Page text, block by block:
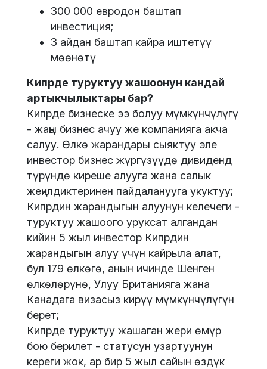
300 000 евродон баштап
инвестиция;
3 айдан баштап кайра иштетүү
мөөнөтү
Кипрде туруктуу жашоонун кандай
артыкчылыктары бар?
Кипрде бизнеске ээ болуу мүмкүнчүлүгү
- жаңы бизнес ачуу же компанияга акча
салуу. Өлкө жарандары сыяктуу эле
инвестор бизнес жүргүзүүдө дивиденд
түрүндө киреше алууга жана салык
жеңилдиктеринен пайдаланууга укуктуу;
Кипрдин жарандыгын алуунун келечеги -
туруктуу жашоого уруксат алгандан
кийин 5 жыл инвестор Кипрдин
жарандыгын алуу үчүн кайрыла алат,
бул 179 өлкөгө, анын ичинде Шенген
өлкөлөрүнө, Улуу Британияга жана
Канадага визасыз кирүү мүмкүнчүлүгүн
берет;
Кипрде туруктуу жашаган жери өмүр
бою берилет - статусун узартуунун
кереги жок, ар бир 5 жыл сайын өздүк